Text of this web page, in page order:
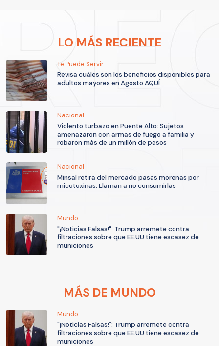
LO MÁS RECIENTE
Te Puede Servir
Revisa cuáles son los beneficios disponibles para
adultos mayores en Agosto AQUÍ
Nacional
Violento turbazo en Puente Alto: Sujetos
amenazaron con armas de fuego a familia y
robaron más de un millón de pesos
Nacional
Minsal retira del mercado pasas morenas por
micotoxinas: Llaman a no consumirlas
Mundo
"¡Noticias Falsas!": Trump arremete contra
filtraciones sobre que EE.UU tiene escasez de
municiones
MÁS DE MUNDO
Mundo
"¡Noticias Falsas!": Trump arremete contra
filtraciones sobre que EE.UU tiene escasez de
municiones